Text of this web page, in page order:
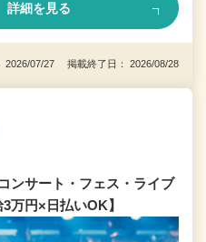
詳細を見る
2026/07/27 掲載終了日： 2026/08/28
ンサート・フェス・ライブ
万円×日払いOK】